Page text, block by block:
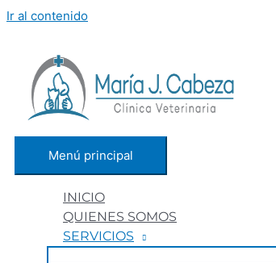
Ir al contenido
Menú principal
INICIO
QUIENES SOMOS
SERVICIOS